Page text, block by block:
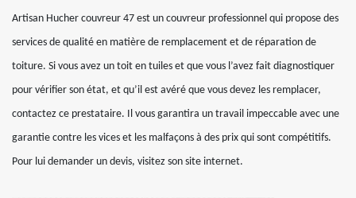
Artisan Hucher couvreur 47 est un couvreur professionnel qui propose des
services de qualité en matière de remplacement et de réparation de
toiture. Si vous avez un toit en tuiles et que vous l’avez fait diagnostiquer
pour vérifier son état, et qu’il est avéré que vous devez les remplacer,
contactez ce prestataire. Il vous garantira un travail impeccable avec une
garantie contre les vices et les malfaçons à des prix qui sont compétitifs.
Pour lui demander un devis, visitez son site internet.